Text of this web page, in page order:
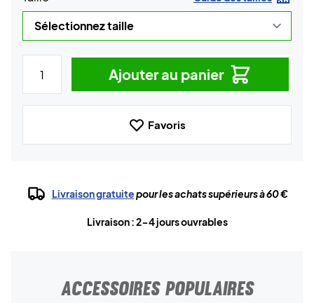
Ajouter au panier
Favoris
Livraison gratuitepour les achats supérieurs à 60 €
Livraison : 2-4 jours ouvrables
ACCESSOIRES POPULAIRES